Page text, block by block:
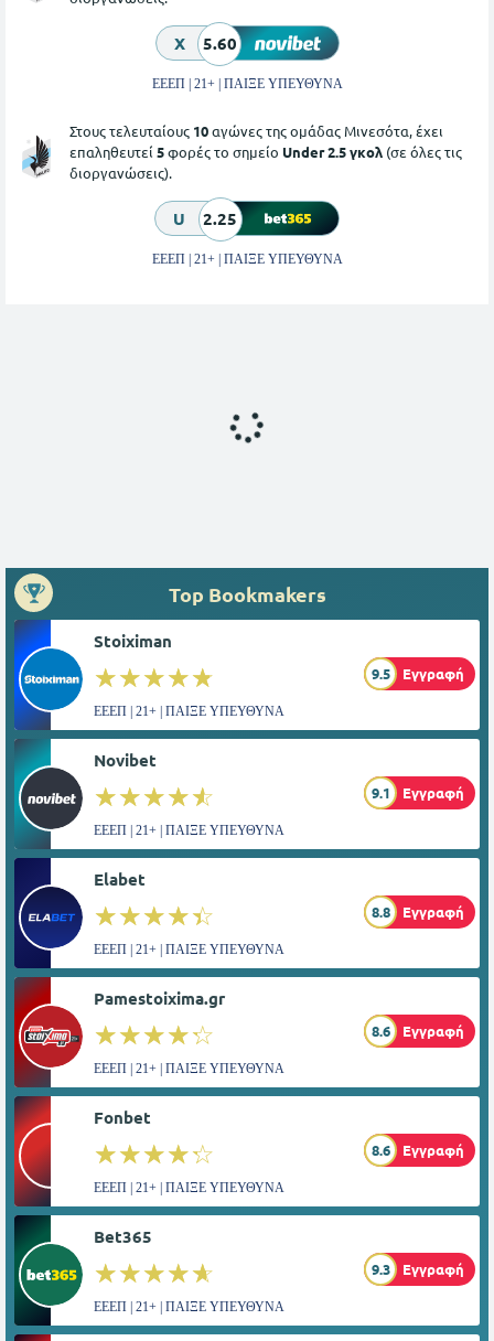
X 5.60
ΕΕΕΠ | 21+ | ΠΑΙΞΕ ΥΠΕΥΘΥΝΑ
Στους τελευταίους 10αγώνες της ομάδας Μινεσότα, έχει
επαληθευτεί 5φορές το σημείο Under 2.5 γκολ (σε όλες τις
διοργανώσεις).
U 2.25
ΕΕΕΠ | 21+ | ΠΑΙΞΕ ΥΠΕΥΘΥΝΑ
Top Bookmakers
Stoiximan
☆☆☆☆☆
★★★★★ 9.5 Εγγραφή
ΕΕΕΠ | 21+ | ΠΑΙΞΕ ΥΠΕΥΘΥΝΑ
Novibet
☆☆☆☆☆
★★★★★ 9.1 Εγγραφή
ΕΕΕΠ | 21+ | ΠΑΙΞΕ ΥΠΕΥΘΥΝΑ
Elabet
☆☆☆☆☆
★★★★★ 8.8 Εγγραφή
ΕΕΕΠ | 21+ | ΠΑΙΞΕ ΥΠΕΥΘΥΝΑ
Pamestoixima.gr
☆☆☆☆☆
★★★★★ 8.6 Εγγραφή
ΕΕΕΠ | 21+ | ΠΑΙΞΕ ΥΠΕΥΘΥΝΑ
Fonbet
☆☆☆☆☆
★★★★★ 8.6 Εγγραφή
ΕΕΕΠ | 21+ | ΠΑΙΞΕ ΥΠΕΥΘΥΝΑ
Bet365
☆☆☆☆☆
★★★★★ 9.3 Εγγραφή
ΕΕΕΠ | 21+ | ΠΑΙΞΕ ΥΠΕΥΘΥΝΑ